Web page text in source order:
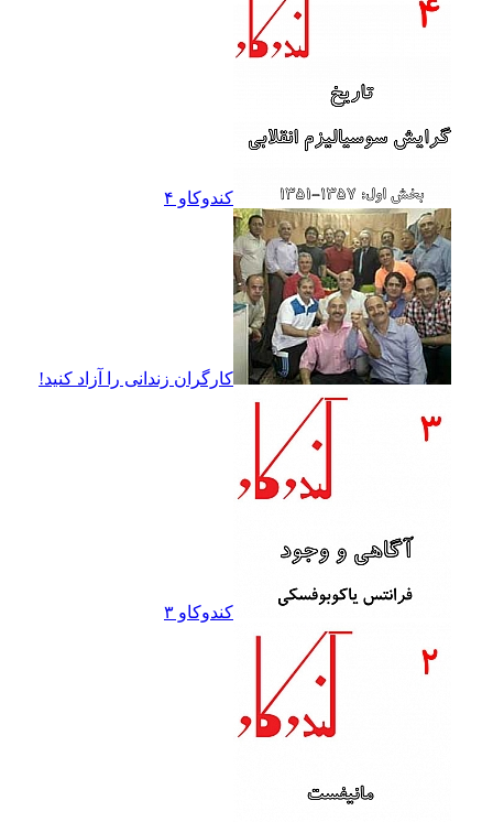
کندوکاو ۴
کارگران زندانى را آزاد کنيد!
کندوکاو ۳